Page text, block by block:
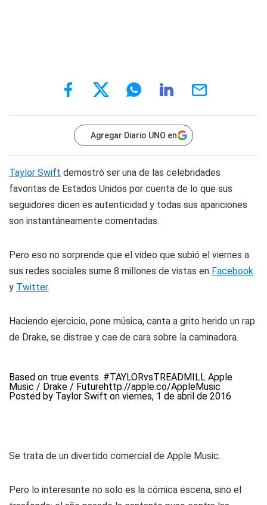
Agregar Diario UNO en
Taylor Swift demostró ser una de las celebridades
favoritas de Estados Unidos por cuenta de lo que sus
seguidores dicen es autenticidad y todas sus apariciones
son instantáneamente comentadas.
Pero eso no sorprende que el video que subió el viernes a
sus redes sociales sume 8 millones de vistas en Facebook
y Twitter.
Haciendo ejercicio, pone música, canta a grito herido un rap
de Drake, se distrae y cae de cara sobre la caminadora.
Based on true events. #TAYLORvsTREADMILL Apple
Music / Drake / Futurehttp://apple.co/AppleMusic
Posted by Taylor Swift on viernes, 1 de abril de 2016
Se trata de un divertido comercial de Apple Music.
Pero lo interesante no solo es la cómica escena, sino el